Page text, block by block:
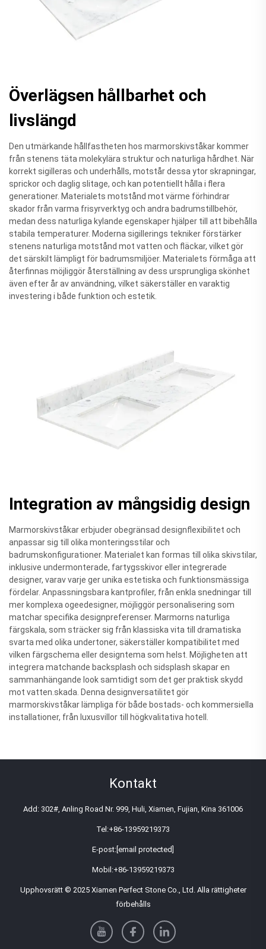
Överlägsen hållbarhet och
livslängd
Den utmärkande hållfastheten hos marmorskivståkar kommer
från stenens täta molekylära struktur och naturliga hårdhet. När
korrekt sigilleras och underhålls, motstår dessa ytor skrapningar,
sprickor och daglig slitage, och kan potentiellt hålla i flera
generationer. Materialets motstånd mot värme förhindrar
skador från varma frisyrverktyg och andra badrumstillbehör,
medan dess naturliga kylande egenskaper hjälper till att bibehålla
stabila temperaturer. Moderna sigillerings tekniker förstärker
stenens naturliga motstånd mot vatten och fläckar, vilket gör
det särskilt lämpligt för badrumsmiljöer. Materialets förmåga att
återfinnas möjliggör återställning av dess ursprungliga skönhet
även efter år av användning, vilket säkerställer en varaktig
investering i både funktion och estetik.
Integration av mångsidig design
Marmorskivståkar erbjuder obegränsad designflexibilitet och
anpassar sig till olika monteringsstilar och
badrumskonfigurationer. Materialet kan formas till olika skivstilar,
inklusive undermonterade, fartygsskivor eller integrerade
designer, varav varje ger unika estetiska och funktionsmässiga
fördelar. Anpassningsbara kantprofiler, från enkla snedningar till
mer komplexa ogeedesigner, möjliggör personalisering som
matchar specifika designpreferenser. Marmorns naturliga
färgskala, som sträcker sig från klassiska vita till dramatiska
svarta med olika undertoner, säkerställer kompatibilitet med
vilken färgschema eller designtema som helst. Möjligheten att
integrera matchande backsplash och sidsplash skapar en
sammanhängande look samtidigt som det ger praktisk skydd
mot vatten.skada. Denna designversatilitet gör
marmorskivståkar lämpliga för både bostads- och kommersiella
installationer, från luxusvillor till högkvalitativa hotell.
Kontakt
Add: 302#, Anling Road Nr. 999, Huli, Xiamen, Fujian, Kina 361006
Tel:+86-13959219373
E-post: [email protected]
Mobil:+86-13959219373
Upphovsrätt © 2025 Xiamen Perfect Stone Co., Ltd. Alla rättigheter
förbehålls